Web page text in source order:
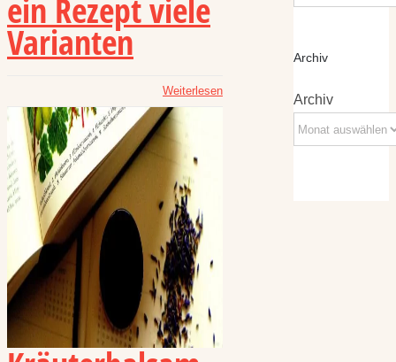
ein Rezept viele
Varianten
Weiterlesen
Archiv
Archiv